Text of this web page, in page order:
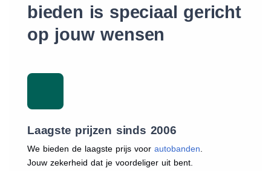
bieden is speciaal gericht
op jouw wensen
Laagste prijzen sinds 2006
We bieden de laagste prijs voor autobanden
Jouw zekerheid dat je voordeliger uit bent.